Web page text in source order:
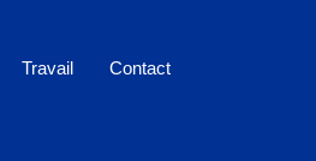
Travail
Contact